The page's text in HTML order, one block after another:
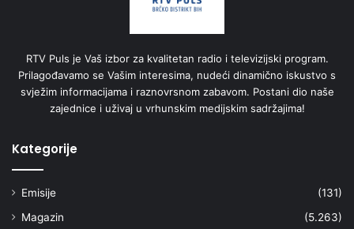
RTV Puls je Vaš izbor za kvalitetan radio i televizijski program.
Prilagođavamo se Vašim interesima, nudeći dinamično iskustvo s
svježim informacijama i raznovrsnom zabavom. Postani dio naše
zajednice i uživaj u vrhunskim medijskim sadržajima!
Kategorije
Emisije
(131)
Magazin
(5.263)